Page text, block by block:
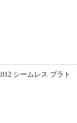
シームレス ブラト